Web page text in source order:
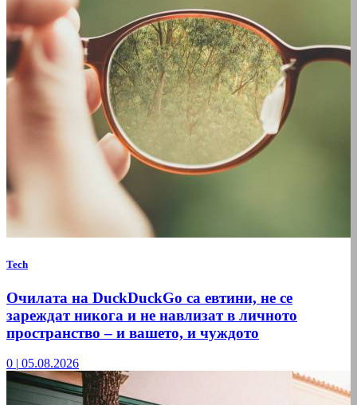
Tech
Очилата на DuckDuckGo са евтини, не се
зареждат никога и не навлизат в личното
пространство – и вашето, и чуждото
0 | 05.08.2026